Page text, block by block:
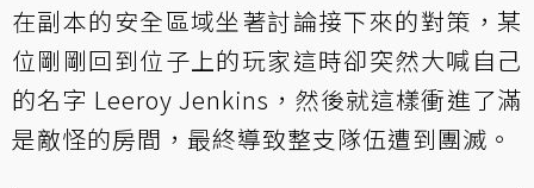
在副本的安全區域坐著討論接下來的對策，某
位剛剛回到位子上的玩家這時卻突然大喊自己
的名字 Leeroy Jenkins，然後就這樣衝進了滿
是敵怪的房間，最終導致整支隊伍遭到團滅。